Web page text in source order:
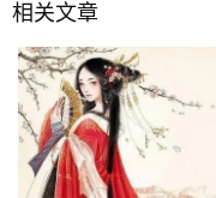
相关文章